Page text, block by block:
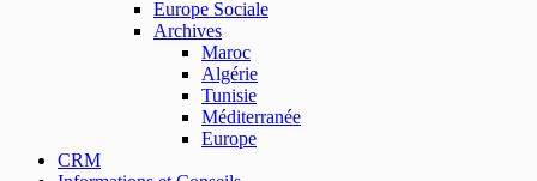
Europe Sociale
Archives
Maroc
Algérie
Tunisie
Méditerranée
Europe
CRM